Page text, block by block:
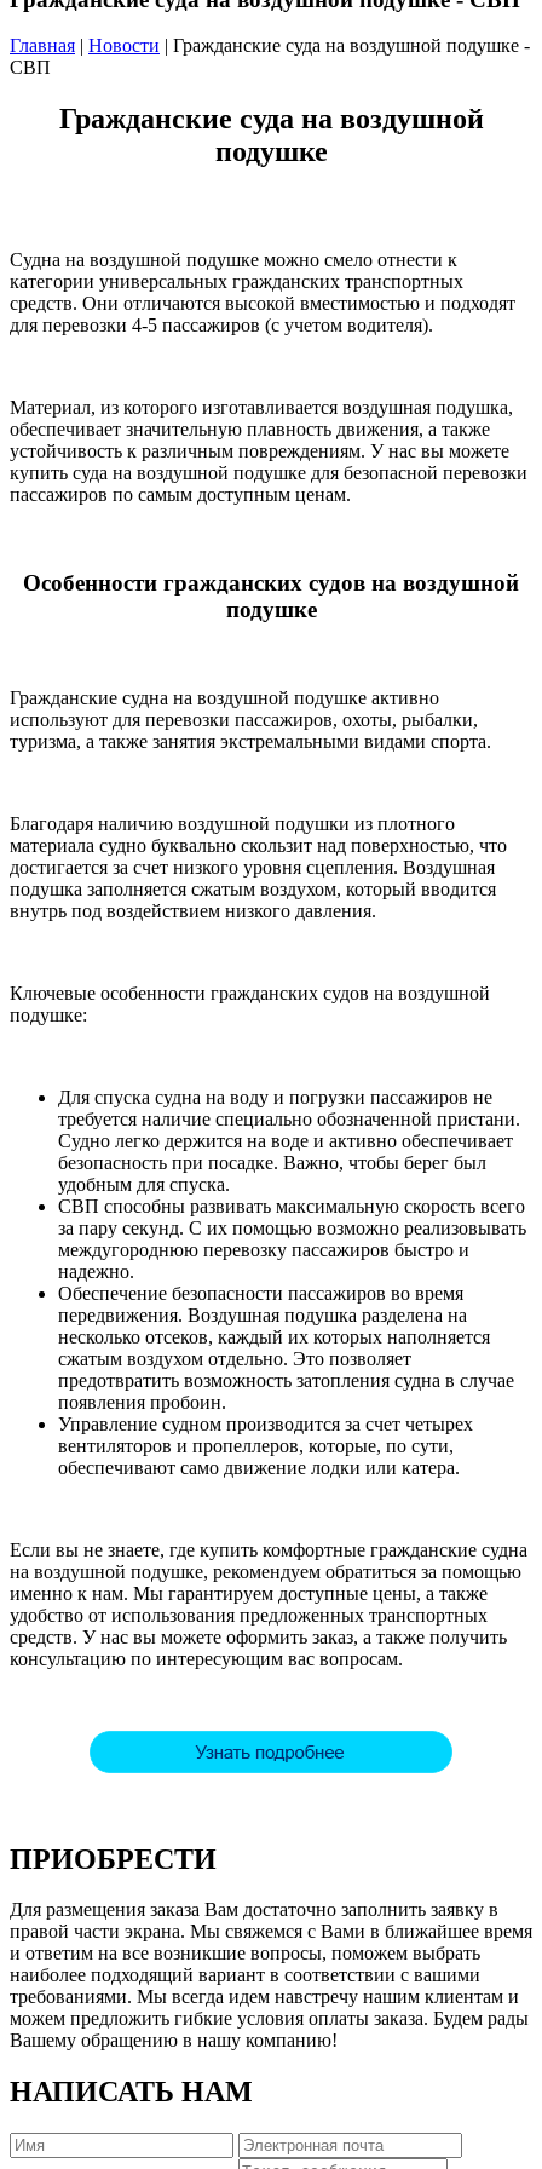
Главная | Новости | Гражданские суда на воздушной подушке -
СВП
Гражданские суда на воздушной
подушке
Судна на воздушной подушке можно смело отнести к
категории универсальных гражданских транспортных
средств. Они отличаются высокой вместимостью и подходят
для перевозки 4-5 пассажиров (с учетом водителя).
Материал, из которого изготавливается воздушная подушка,
обеспечивает значительную плавность движения, а также
устойчивость к различным повреждениям. У нас вы можете
купить суда на воздушной подушке для безопасной перевозки
пассажиров по самым доступным ценам.
Особенности гражданских судов на воздушной
подушке
Гражданские судна на воздушной подушке активно
используют для перевозки пассажиров, охоты, рыбалки,
туризма, а также занятия экстремальными видами спорта.
Благодаря наличию воздушной подушки из плотного
материала судно буквально скользит над поверхностью, что
достигается за счет низкого уровня сцепления. Воздушная
подушка заполняется сжатым воздухом, который вводится
внутрь под воздействием низкого давления.
Ключевые особенности гражданских судов на воздушной
подушке:
Для спуска судна на воду и погрузки пассажиров не
требуется наличие специально обозначенной пристани.
Судно легко держится на воде и активно обеспечивает
безопасность при посадке. Важно, чтобы берег был
удобным для спуска.
СВП способны развивать максимальную скорость всего
за пару секунд. С их помощью возможно реализовывать
междугороднюю перевозку пассажиров быстро и
надежно.
Обеспечение безопасности пассажиров во время
передвижения. Воздушная подушка разделена на
несколько отсеков, каждый их которых наполняется
сжатым воздухом отдельно. Это позволяет
предотвратить возможность затопления судна в случае
появления пробоин.
Управление судном производится за счет четырех
вентиляторов и пропеллеров, которые, по сути,
обеспечивают само движение лодки или катера.
Если вы не знаете, где купить комфортные гражданские судна
на воздушной подушке, рекомендуем обратиться за помощью
именно к нам. Мы гарантируем доступные цены, а также
удобство от использования предложенных транспортных
средств. У нас вы можете оформить заказ, а также получить
консультацию по интересующим вас вопросам.
ПРИОБРЕСТИ
Для размещения заказа Вам достаточно заполнить заявку в
правой части экрана. Мы свяжемся с Вами в ближайшее время
и ответим на все возникшие вопросы, поможем выбрать
наиболее подходящий вариант в соответствии с вашими
требованиями. Мы всегда идем навстречу нашим клиентам и
можем предложить гибкие условия оплаты заказа. Будем рады
Вашему обращению в нашу компанию!
НАПИСАТЬ НАМ